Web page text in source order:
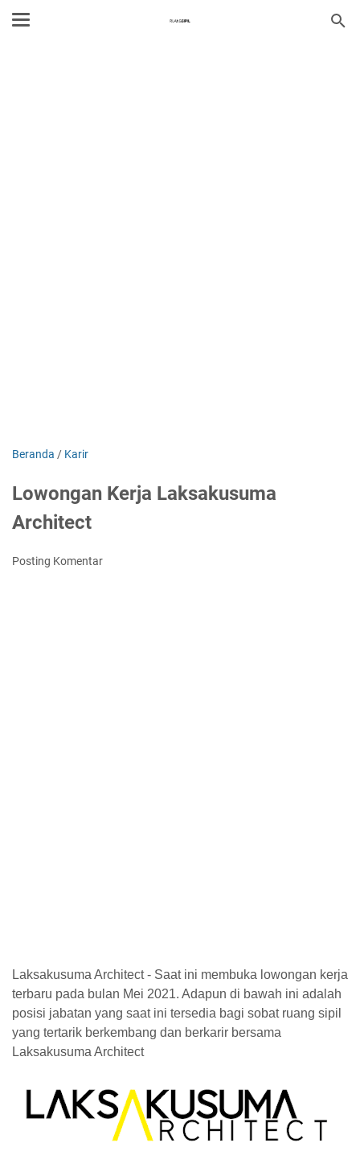
Beranda / Karir
Lowongan Kerja Laksakusuma
Architect
Posting Komentar
Laksakusuma Architect - Saat ini membuka lowongan kerja
terbaru pada bulan Mei 2021. Adapun di bawah ini adalah
posisi jabatan yang saat ini tersedia bagi sobat ruang sipil
yang tertarik berkembang dan berkarir bersama
Laksakusuma Architect